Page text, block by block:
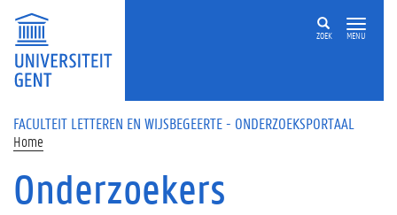
Overslaan en naar de inhoud gaan
ZOEK MENU
FACULTEIT LETTEREN EN WIJSBEGEERTE - ONDERZOEKSPORTAAL
Home
Onderzoekers